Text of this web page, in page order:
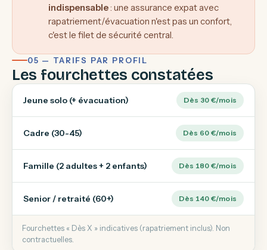
indispensable: une assurance expat avec
rapatriement/évacuation n'est pas un confort,
c'est le filet de sécurité central.
05 — TARIFS PAR PROFIL
Les fourchettes constatées
Jeune solo (+ évacuation) Dès 30 €/mois
Cadre (30-45) Dès 60 €/mois
Famille (2 adultes + 2 enfants) Dès 180 €/mois
Senior / retraité (60+) Dès 140 €/mois
Fourchettes « Dès X » indicatives (rapatriement inclus). Non
contractuelles.